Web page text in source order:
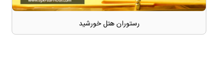
رستوران هتل خورشید